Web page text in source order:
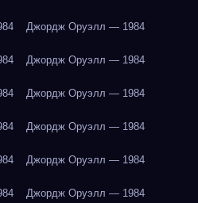
Джордж Оруэлл — 1984
Джордж Оруэлл — 1984
Джордж Оруэлл — 1984
Джордж Оруэлл — 1984
Джордж Оруэлл — 1984
Джордж Оруэлл — 1984